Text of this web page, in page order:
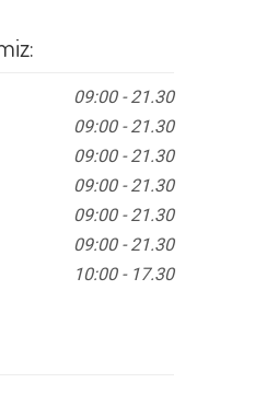
09:00 - 21.30
09:00 - 21.30
09:00 - 21.30
09:00 - 21.30
09:00 - 21.30
09:00 - 21.30
10:00 - 17.30